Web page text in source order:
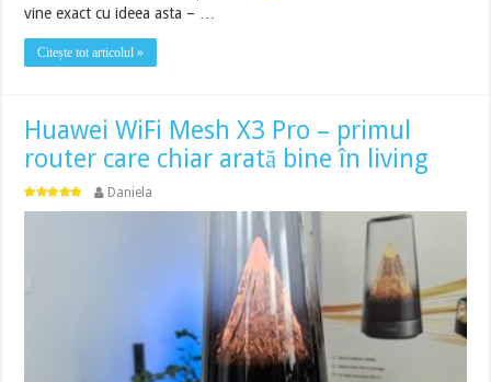
vine exact cu ideea asta – …
Citește tot articolul »
Huawei WiFi Mesh X3 Pro – primul
router care chiar arată bine în living
Daniela